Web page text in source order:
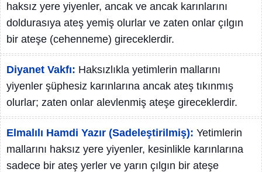
haksız yere yiyenler, ancak ve ancak karınlarını
doldurasıya ateş yemiş olurlar ve zaten onlar çılgın
bir ateşe (cehenneme) gireceklerdir.
Diyanet Vakfı: Haksızlıkla yetimlerin mallarını
yiyenler şüphesiz karınlarına ancak ateş tıkınmış
olurlar; zaten onlar alevlenmiş ateşe gireceklerdir.
Elmalılı Hamdi Yazır (Sadeleştirilmiş): Yetimlerin
mallarını haksız yere yiyenler, kesinlikle karınlarına
sadece bir ateş yerler ve yarın çılgın bir ateşe